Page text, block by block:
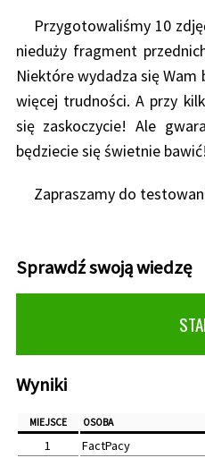
Przygotowaliśmy 10
nieduży fragment
Niektóre wydadza się Wam
więcej trudności. A przy
się zaskoczycie! Ale
będziecie się świetnie bawić!
Zapraszamy do
Sprawdź swoją wiedzę
Wyniki
MIEJSCE OSOBA
1 FactPacy